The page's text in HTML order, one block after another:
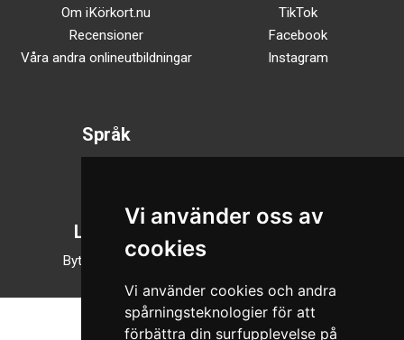
Vi använder oss av
cookies
Vi använder cookies och andra
spårningsteknologier för att
förbättra din surfupplevelse på
Om iKörkort.nu
Recensioner
Våra andra onlineutbildningar
TikTok
Facebook
Instagram
Språk
Läsläge
Byt till nattläge